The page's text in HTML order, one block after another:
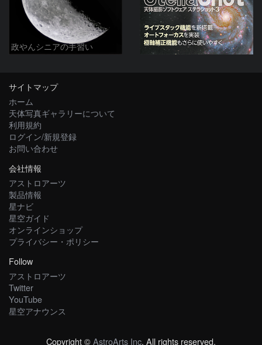
政やんシニアの手習い
サイトマップ
ホーム
天体写真ギャラリーについて
利用規約
ログイン/新規登録
お問い合わせ
会社情報
アストロアーツ
製品情報
星ナビ
星空ガイド
オンラインショップ
プライバシー・ポリシー
Follow
アストロアーツ
Twitter
YouTube
星空アナウンス
Copyright ©AstroArts Inc. All rights reserved.